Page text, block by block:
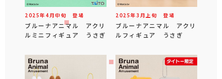
2025年4 月中旬 登場
ブルーナアニマル アクリ
ルミニフィギュア うさぎ
2025年3 月 上旬 登場
ブルーナアニマル アクリ
ルフィギュア うさぎ